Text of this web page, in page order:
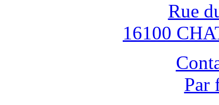
Rue
16100
Par